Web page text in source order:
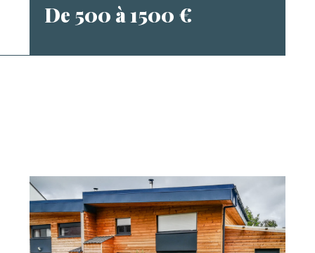
De 500 à 1500 €